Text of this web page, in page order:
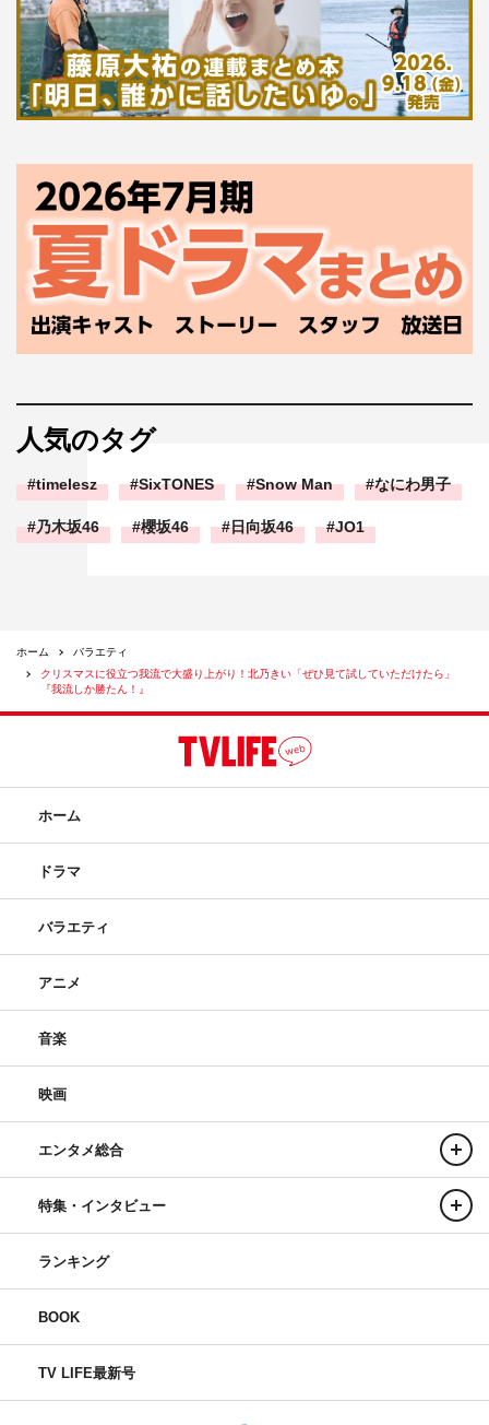
人気のタグ
timelesz SixTONES Snow Man なにわ男子
乃木坂46 櫻坂46 日向坂46 JO1
ホーム
バラエティ
クリスマスに役立つ我流で大盛り上がり！北乃きい「ぜひ見て試していただけたら」
『我流しか勝たん！』
ホーム
ドラマ
バラエティ
アニメ
音楽
映画
エンタメ総合
特集・インタビュー
ランキング
BOOK
TV LIFE最新号